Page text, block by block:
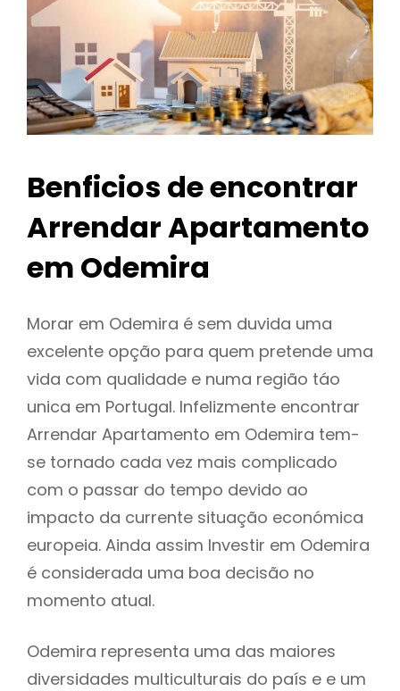
Benficios de encontrar
Arrendar Apartamento
em Odemira
Morar em Odemira é sem duvida uma
excelente opção para quem pretende uma
vida com qualidade e numa região táo
unica em Portugal. Infelizmente encontrar
Arrendar Apartamento em Odemira tem-
se tornado cada vez mais complicado
com o passar do tempo devido ao
impacto da currente situação económica
europeia. Ainda assim Investir em Odemira
é considerada uma boa decisão no
momento atual.
Odemira representa uma das maiores
diversidades multiculturais do país e e um